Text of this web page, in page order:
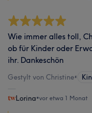
Wie immer alles toll,
ob für Kinder oder
ihr. Dankeschön
Gestylt von Christine•
Lorina•vor etwa 1 Monat